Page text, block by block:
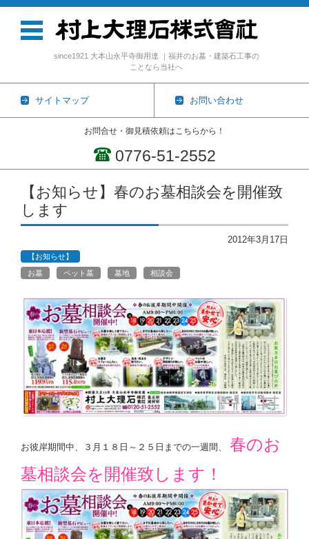
since1921 大本山永平寺御用達 ｜福井のお墓・建築石工事の
ことなら当社へ
サイトマップ お問い合わせ
お問合せ・御見積依頼はこちらから！
0776-51-2552
コンテンツに移動
【お知らせ】春のお墓相談会を開催致
します
2012年3月17日
【お知らせ】
お墓
ペット墓 墓地 相談会
お彼岸期間中、３月１８日～２５日までの一週間、 春のお
墓相談会を開催致します！